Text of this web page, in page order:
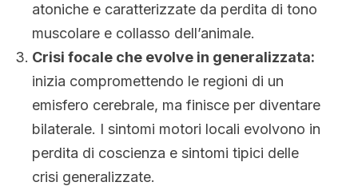
atoniche e caratterizzate da perdita di tono
muscolare e collasso dell’animale.
Crisi focale che evolve in generalizzata:
inizia compromettendo le regioni di un
emisfero cerebrale, ma finisce per diventare
bilaterale. I sintomi motori locali evolvono in
perdita di coscienza e sintomi tipici delle
crisi generalizzate.